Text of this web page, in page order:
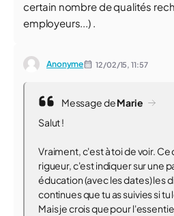
certain nombre de qualités
employeurs...) .
Anonyme 12/02/15,11:57
Message deMarie
Salut !
Vraiment, c'est à toi de voir. Ce
rigueur, c'est indiquer sur une
éducation (avec les dates) les
continues que tu as suivies si tu
Mais je crois que pour